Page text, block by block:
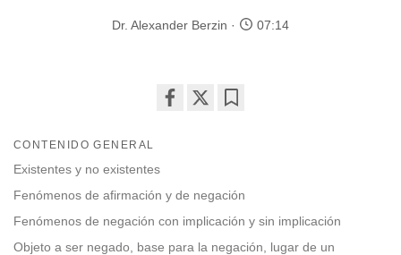
Dr. Alexander Berzin 07:14
CONTENIDO GENERAL
Existentes y no existentes
Fenómenos de afirmación y de negación
Fenómenos de negación con implicación y sin implicación
Objeto a ser negado, base para la negación, lugar de un